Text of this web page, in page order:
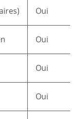
Oui
Oui
Oui
Oui